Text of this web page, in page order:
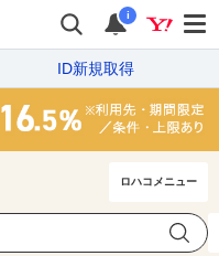
i
ID新規取得
ロハコメニュー